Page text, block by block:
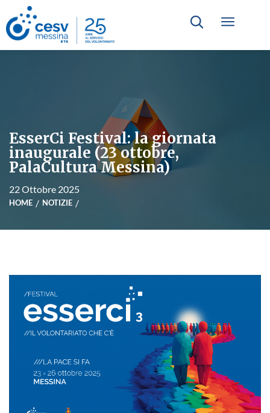
EsserCi Festival: la giornata
inaugurale (23 ottobre,
PalaCultura Messina)
22 Ottobre 2025
HOME NOTIZIE